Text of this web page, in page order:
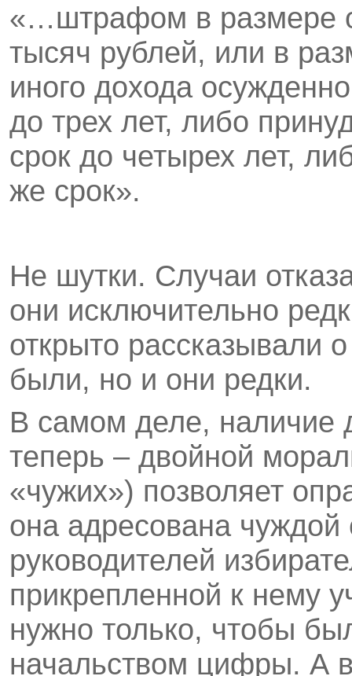
«…штрафом в размере
тысяч рублей, или в
иного дохода
до трех лет, либо
срок до четырех лет,
же срок».
Не шутки. Случаи
они исключительно
открыто рассказывали
были, но и они редки.
В самом деле, наличие
теперь – двойной
«чужих») позволяет
она адресована чуждой
руководителей
прикрепленной к нему
нужно только, чтобы
начальством цифры. А